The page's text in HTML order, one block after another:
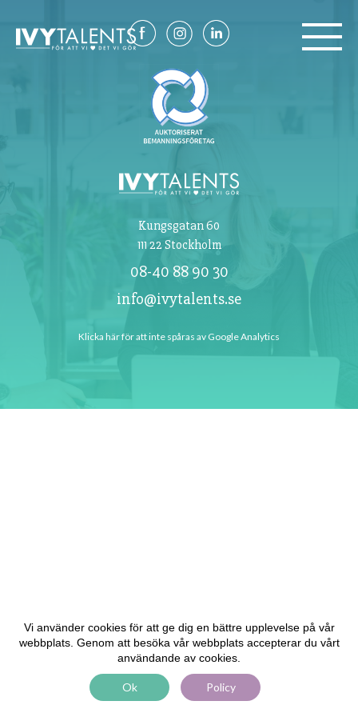
Om oss
Referenser
Kontakt
Kungsgatan 60
111 22 Stockholm
08-40 88 90 30
info@ivytalents.se
Klicka här för att inte spåras av Google Analytics
Vi använder cookies för att ge dig en bättre upplevelse på vår
webbplats. Genom att besöka vår webbplats accepterar du vårt
användande av cookies.
Ok Policy